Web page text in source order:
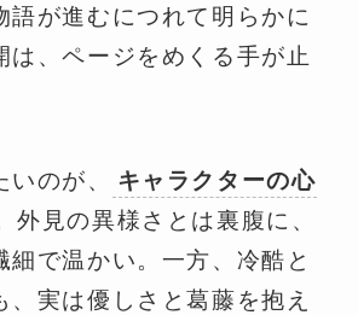
語が進むにつれて明らかに
は、ページをめくる手が止
のが、
キャラクターの心
外見の異様さとは裏腹に、
細で温かい。一方、冷酷と
、実は優しさと葛藤を抱え